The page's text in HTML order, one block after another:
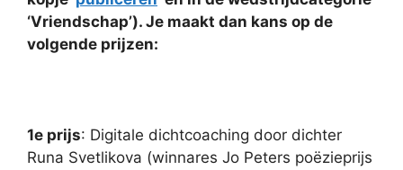
‘Vriendschap’). Je maakt dan kans op de
volgende prijzen:
1e prijs: Digitale dichtcoaching door dichter
Runa Svetlikova (winnares Jo Peters poëzieprijs